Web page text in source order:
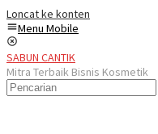
Loncat ke konten
Menu Mobile
SABUN CANTIK
Mitra Terbaik Bisnis Kosmetik